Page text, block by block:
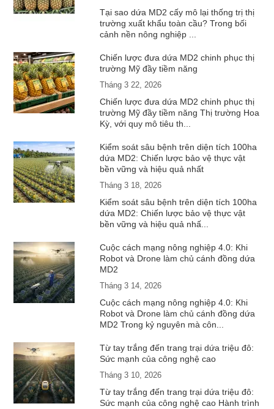
Tại sao dứa MD2 cấy mô lại thống trị thị
trường xuất khẩu toàn cầu? Trong bối
cảnh nền nông nghiệp ...
Chiến lược đưa dứa MD2 chinh phục thị
trường Mỹ đầy tiềm năng
Tháng 3 22, 2026
Chiến lược đưa dứa MD2 chinh phục thị
trường Mỹ đầy tiềm năng Thị trường Hoa
Kỳ, với quy mô tiêu th...
Kiểm soát sâu bệnh trên diện tích 100ha
dứa MD2: Chiến lược bảo vệ thực vật
bền vững và hiệu quả nhất
Tháng 3 18, 2026
Kiểm soát sâu bệnh trên diện tích 100ha
dứa MD2: Chiến lược bảo vệ thực vật
bền vững và hiệu quả nhấ...
Cuộc cách mạng nông nghiệp 4.0: Khi
Robot và Drone làm chủ cánh đồng dứa
MD2
Tháng 3 14, 2026
Cuộc cách mạng nông nghiệp 4.0: Khi
Robot và Drone làm chủ cánh đồng dứa
MD2 Trong kỷ nguyên mà côn...
Từ tay trắng đến trang trại dứa triệu đô:
Sức mạnh của công nghệ cao
Tháng 3 10, 2026
Từ tay trắng đến trang trại dứa triệu đô:
Sức mạnh của công nghệ cao Hành trình